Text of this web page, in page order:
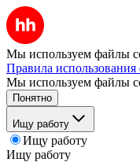
Мы используем файлы
Правила
Мы используем файлы
Понятно
Ищу работу
Ищу работу
Ищу работу